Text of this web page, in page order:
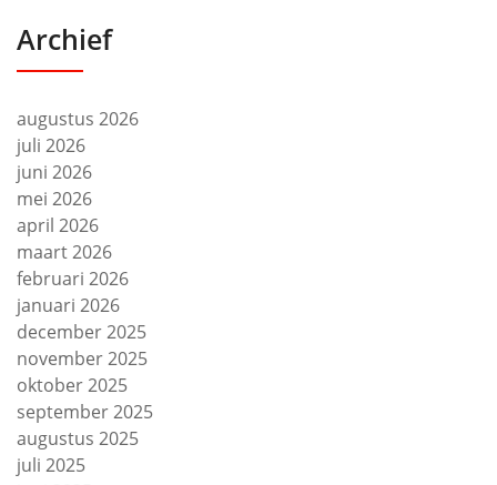
Archief
augustus 2026
juli 2026
juni 2026
mei 2026
april 2026
maart 2026
februari 2026
januari 2026
december 2025
november 2025
oktober 2025
september 2025
augustus 2025
juli 2025